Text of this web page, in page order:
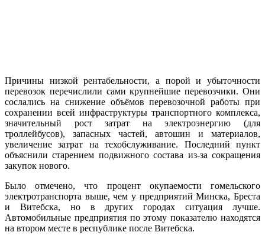
Причины низкой рентабельности, а порой и убыточности
перевозок перечислили сами крупнейшие перевозчики. Они
сослались на снижение объёмов перевозочной работы при
сохранении всей инфраструктуры транспортного комплекса,
значительный рост затрат на электроэнергию (для
троллейбусов), запасных частей, автошин и материалов,
увеличение затрат на техобслуживание. Последний пункт
объяснили старением подвижного состава из-за сокращения
закупок нового.
Было отмечено, что процент окупаемости гомельского
электротранспорта выше, чем у предприятий Минска, Бреста
и Витебска, но в других городах ситуация лучше.
Автомобильные предприятия по этому показателю находятся
на втором месте в республике после Витебска.